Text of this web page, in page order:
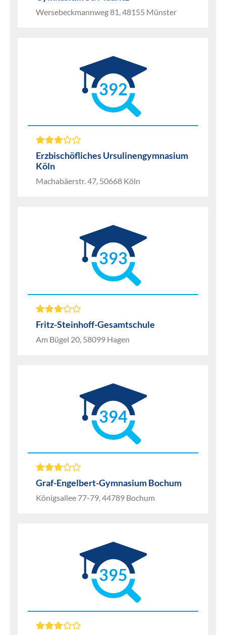
Wersebeckmannweg 81, 48155 Münster
392
Erzbischöfliches Ursulinengymnasium
Köln
Machabäerstr. 47, 50668 Köln
393
Fritz-Steinhoff-Gesamtschule
Am Bügel 20, 58099 Hagen
394
Graf-Engelbert-Gymnasium Bochum
Königsallee 77-79, 44789 Bochum
395